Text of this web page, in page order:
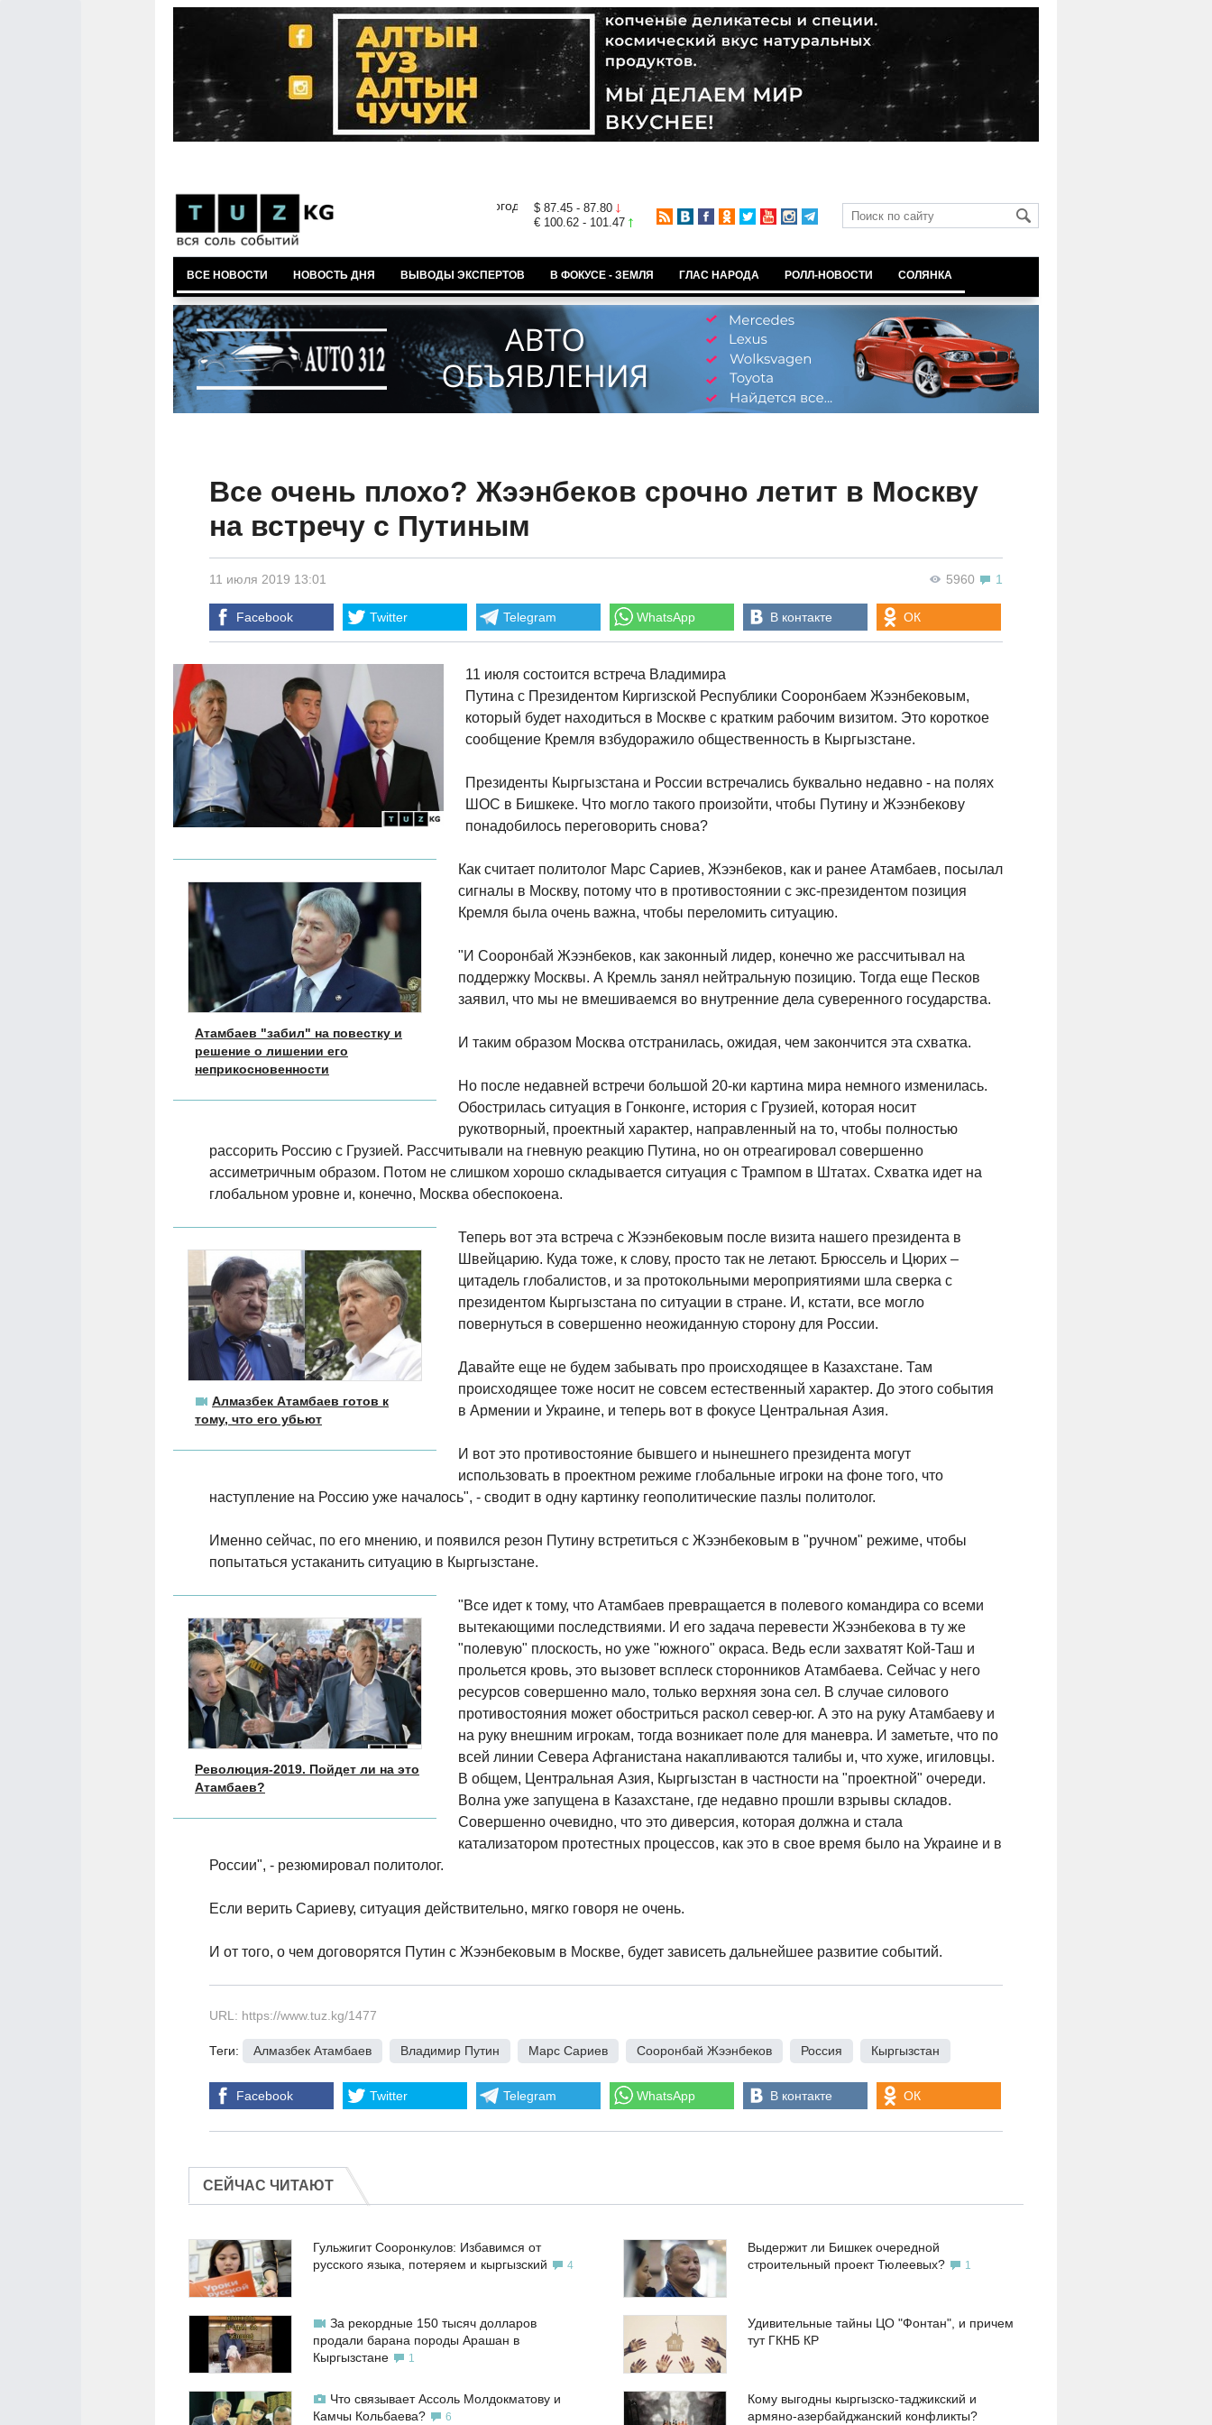
$ 87.45 - 87.80
€ 100.62 - 101.47
ВСЕ НОВОСТИ НОВОСТЬ ДНЯ ВЫВОДЫ ЭКСПЕРТОВ В ФОКУСЕ - ЗЕМЛЯ ГЛАС НАРОДА РОЛЛ-НОВОСТИ СОЛЯНКА
Все очень плохо? Жээнбеков срочно летит в Москву
на встречу с Путиным
5960 1
11 июля 2019 13:01
Facebook Twitter Telegram WhatsApp В контакте ОК
11 июля состоится встреча Владимира
Путина с Президентом Киргизской Республики Сооронбаем Жээнбековым,
который будет находиться в Москве с кратким рабочим визитом. Это короткое
сообщение Кремля взбудоражило общественность в Кыргызстане.
Президенты Кыргызстана и России встречались буквально недавно - на полях
ШОС в Бишкеке. Что могло такого произойти, чтобы Путину и Жээнбекову
понадобилось переговорить снова?
Атамбаев "забил" на повестку и
решение о лишении его
неприкосновенности
Как считает политолог Марс Сариев, Жээнбеков, как и ранее Атамбаев, посылал
сигналы в Москву, потому что в противостоянии с экс-президентом позиция
Кремля была очень важна, чтобы переломить ситуацию.
"И Сооронбай Жээнбеков, как законный лидер, конечно же рассчитывал на
поддержку Москвы. А Кремль занял нейтральную позицию. Тогда еще Песков
заявил, что мы не вмешиваемся во внутренние дела суверенного государства.
И таким образом Москва отстранилась, ожидая, чем закончится эта схватка.
Но после недавней встречи большой 20-ки картина мира немного изменилась.
Обострилась ситуация в Гонконге, история с Грузией, которая носит
рукотворный, проектный характер, направленный на то, чтобы полностью
рассорить Россию с Грузией. Рассчитывали на гневную реакцию Путина, но он отреагировал совершенно
ассиметричным образом. Потом не слишком хорошо складывается ситуация с Трампом в Штатах. Схватка идет на
глобальном уровне и, конечно, Москва обеспокоена.
Алмазбек Атамбаев готов к
тому, что его убьют
Теперь вот эта встреча с Жээнбековым после визита нашего президента в
Швейцарию. Куда тоже, к слову, просто так не летают. Брюссель и Цюрих –
цитадель глобалистов, и за протокольными мероприятиями шла сверка с
президентом Кыргызстана по ситуации в стране. И, кстати, все могло
повернуться в совершенно неожиданную сторону для России.
Давайте еще не будем забывать про происходящее в Казахстане. Там
происходящее тоже носит не совсем естественный характер. До этого события
в Армении и Украине, и теперь вот в фокусе Центральная Азия.
И вот это противостояние бывшего и нынешнего президента могут
использовать в проектном режиме глобальные игроки на фоне того, что
наступление на Россию уже началось", - сводит в одну картинку геополитические пазлы политолог.
Именно сейчас, по его мнению, и появился резон Путину встретиться с Жээнбековым в "ручном" режиме, чтобы
попытаться устаканить ситуацию в Кыргызстане.
Революция-2019. Пойдет ли на это
Атамбаев?
"Все идет к тому, что Атамбаев превращается в полевого командира со всеми
вытекающими последствиями. И его задача перевести Жээнбекова в ту же
"полевую" плоскость, но уже "южного" окраса. Ведь если захватят Кой-Таш и
прольется кровь, это вызовет всплеск сторонников Атамбаева. Сейчас у него
ресурсов совершенно мало, только верхняя зона сел. В случае силового
противостояния может обостриться раскол север-юг. А это на руку Атамбаеву и
на руку внешним игрокам, тогда возникает поле для маневра. И заметьте, что по
всей линии Севера Афганистана накапливаются талибы и, что хуже, игиловцы.
В общем, Центральная Азия, Кыргызстан в частности на "проектной" очереди.
Волна уже запущена в Казахстане, где недавно прошли взрывы складов.
Совершенно очевидно, что это диверсия, которая должна и стала
катализатором протестных процессов, как это в свое время было на Украине и в
России", - резюмировал политолог.
Если верить Сариеву, ситуация действительно, мягко говоря не очень.
И от того, о чем договорятся Путин с Жээнбековым в Москве, будет зависеть дальнейшее развитие событий.
URL: https://www.tuz.kg/1477
Теги: Алмазбек Атамбаев Владимир Путин Марс Сариев Сооронбай Жээнбеков Россия Кыргызстан
Facebook Twitter Telegram WhatsApp В контакте ОК
СЕЙЧАС ЧИТАЮТ
Гульжигит Сооронкулов: Избавимся от
русского языка, потеряем и кыргызский
4
Выдержит ли Бишкек очередной
строительный проект Тюлеевых?
1
За рекордные 150 тысяч долларов
продали барана породы Арашан в
Кыргызстане
1
Удивительные тайны ЦО "Фонтан", и причем
тут ГКНБ КР
Что связывает Ассоль Молдокматову и
Камчы Кольбаева?
6
Кому выгодны кыргызско-таджикский и
армяно-азербайджанский конфликты?